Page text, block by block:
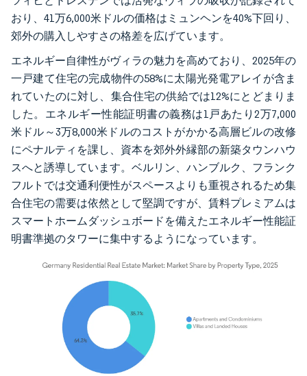
おり、41万6,000米ドルの価格はミュンヘンを40%下回り、
郊外の購入しやすさの格差を広げています。
エネルギー自律性がヴィラの魅力を高めており、2025年の
一戸建て住宅の完成物件の58%に太陽光発電アレイが含ま
れていたのに対し、集合住宅の供給では12%にとどまりま
した。エネルギー性能証明書の義務は1戸あたり2万7,000
米ドル～3万8,000米ドルのコストがかかる高層ビルの改修
にペナルティを課し、資本を郊外外縁部の新築タウンハウ
スへと誘導しています。ベルリン、ハンブルク、フランク
フルトでは交通利便性がスペースよりも重視されるため集
合住宅の需要は依然として堅調ですが、賃料プレミアムは
スマートホームダッシュボードを備えたエネルギー性能証
明書準拠のタワーに集中するようになっています。